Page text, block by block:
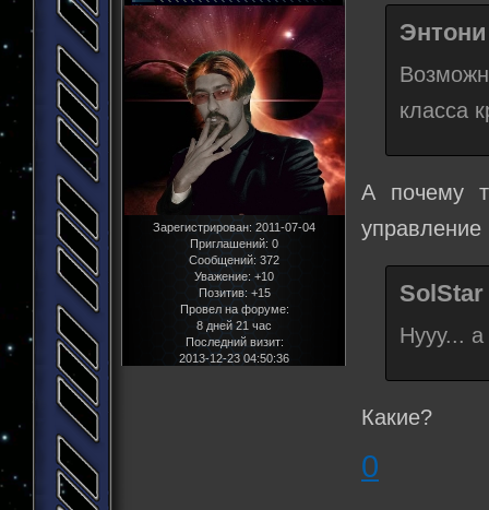
Зарегистрирован: 2011-07-04
Приглашений: 0
Сообщений: 372
Уважение: +10
Позитив: +15
Провел на форуме:
8 дней 21 час
Последний визит:
2013-12-23 04:50:36
класса
А почему
управление
SolStar
Нууу... а
Какие?
0